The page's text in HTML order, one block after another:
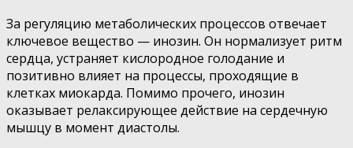
За регуляцию метаболических процессов отвечает
ключевое вещество — инозин. Он нормализует ритм
сердца, устраняет кислородное голодание и
позитивно влияет на процессы, проходящие в
клетках миокарда. Помимо прочего, инозин
оказывает релаксирующее действие на сердечную
мышцу в момент диастолы.